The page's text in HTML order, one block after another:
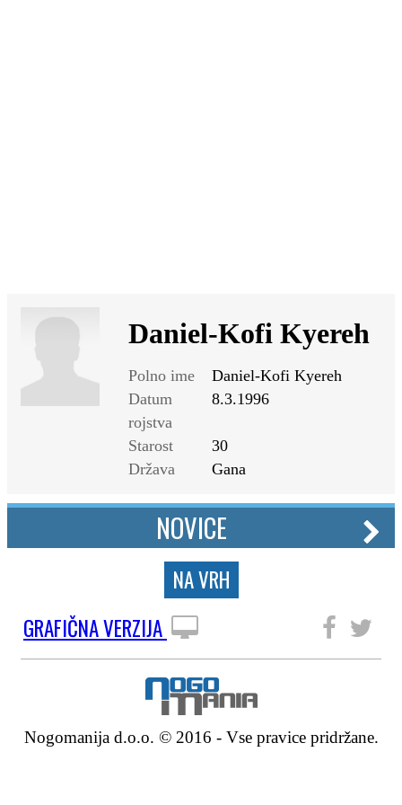
Daniel-Kofi Kyereh
Polno ime
Daniel-Kofi Kyereh
Datum
rojstva
8.3.1996
Starost
30
Država
Gana
NOVICE
NA VRH
GRAFIČNA VERZIJA
Nogomanija d.o.o. © 2016 - Vse pravice pridržane.